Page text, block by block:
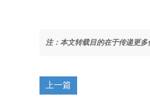
注：本文转载目的在于传递更
上一篇